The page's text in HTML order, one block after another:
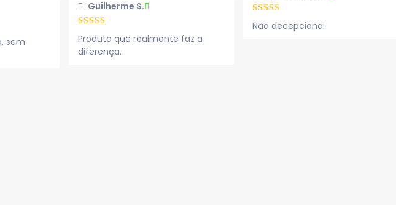
sem
Guilherme S.
Produto que realmente faz a
diferença.
Não decepciona.